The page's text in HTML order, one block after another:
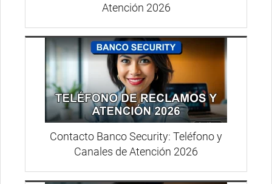
Atención 2026
Contacto Banco Security: Teléfono y
Canales de Atención 2026